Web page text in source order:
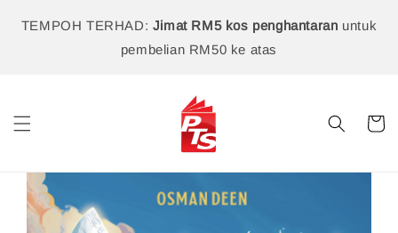
TEMPOH TERHAD: Jimat RM5 kos penghantaran untuk
pembelian RM50 ke atas